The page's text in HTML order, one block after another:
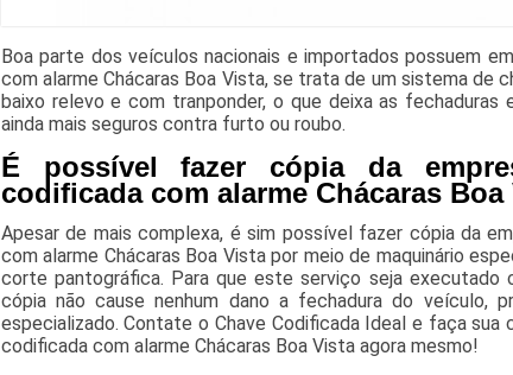
Boa parte dos veículos nacionais e importados possuem
com alarme Chácaras Boa Vista, se trata de um sistema de
baixo relevo e com tranponder, o que deixa as
ainda mais seguros contra furto ou roubo.
É possível fazer cópia da
codificada com alarme Chácaras Boa
Apesar de mais complexa, é sim possível fazer cópia da
com alarme Chácaras Boa Vista por meio de maquinário
corte pantográfica. Para que este serviço seja executado
cópia não cause nenhum dano a fechadura do veículo,
especializado. Contate o Chave Codificada Ideal e faça sua
codificada com alarme Chácaras Boa Vista agora mesmo!